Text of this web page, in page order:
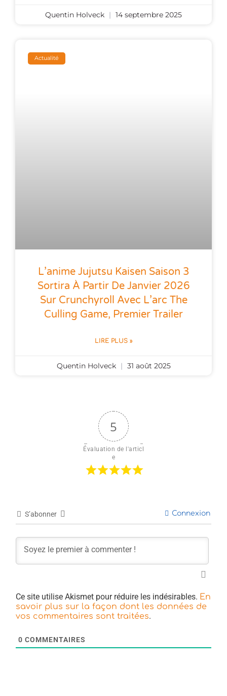
Quentin Holveck 14 septembre 2025
Actualité
L’anime Jujutsu Kaisen Saison 3
Sortira À Partir De Janvier 2026
Sur Crunchyroll Avec L’arc The
Culling Game, Premier Trailer
LIRE PLUS »
Quentin Holveck 31 août 2025
5
Évaluation de l'articl
e
S’abonner Connexion
Ce site utilise Akismet pour réduire les indésirables. En
savoir plus sur la façon dont les données de
vos commentaires sont traitées.
0 COMMENTAIRES